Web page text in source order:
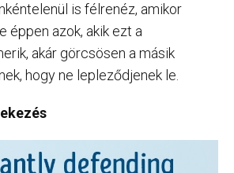
is félrenéz, amikor
éppen azok, akik ezt a
akár görcsösen a másik
hogy ne lepleződjenek le.